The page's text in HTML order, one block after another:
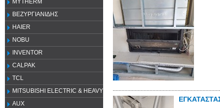
MYTHERM
ΒΕΖΥΡΓΙΑΝΙΔΗΣ
HAIER
NOBU
INVENTOR
CALPAK
TCL
MITSUBISHI ELECTRIC & HEAVY
AUX